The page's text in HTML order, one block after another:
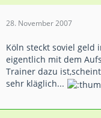
28. November 2007
Köln steckt soviel geld
eigentlich mit dem
Trainer dazu
sehr kläglich...